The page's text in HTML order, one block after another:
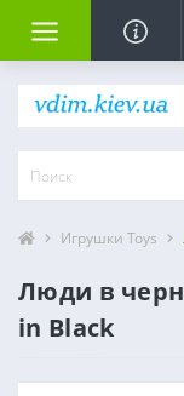
Игрушки Toys
Люди в
in Black